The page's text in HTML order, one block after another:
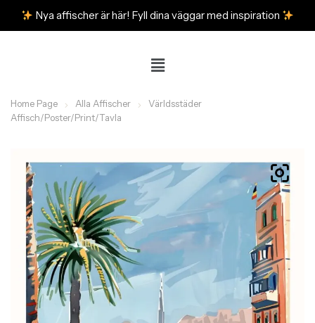
Nya affischer är här! Fyll dina väggar med inspiration
Home Page Alla Affischer
Världsstäder
Affisch/Poster/Print/Tavla